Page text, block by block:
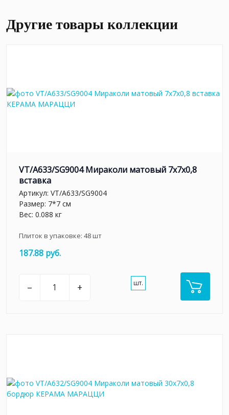
Другие товары коллекции
VT/A633/SG9004 Мираколи матовый 7x7x0,8
вставка
Артикул: VT/A633/SG9004
Размер: 7*7 см
Вес: 0.088 кг
Плиток в упаковке: 48шт
187.88 руб.
– + шт.